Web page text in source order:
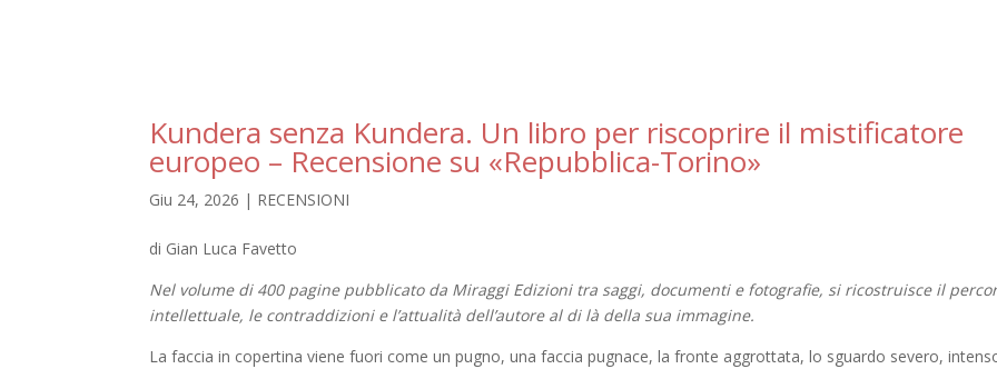
Kundera senza Kundera. Un libro per riscoprire il mistificatore
europeo – Recensione su «Repubblica-Torino»
Giu 24, 2026 | RECENSIONI
di Gian Luca Favetto
Nel volume di 400 pagine pubblicato da Miraggi Edizioni tra saggi, documenti e fotografie, si ricostruisce il
intellettuale, le contraddizioni e l’attualità dell’autore al di là della sua immagine.
La faccia in copertina viene fuori come un pugno, una faccia pugnace, la fronte aggrottata, lo sguardo severo,